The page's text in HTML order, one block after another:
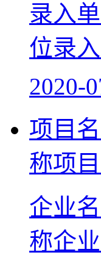
录入
位录
2020-
项目
称项
企业
称企